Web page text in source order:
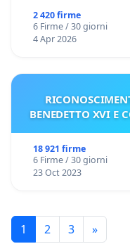
2 420 firme
6 Firme / 30 giorni
4 Apr 2026
BENEDETTO XVI E
18 921 firme
6 Firme / 30 giorni
23 Oct 2023
1 2 3 »